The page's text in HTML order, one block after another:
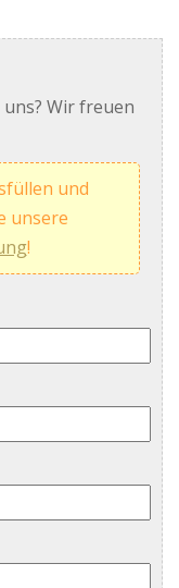
Wir freuen
und
unsere
!